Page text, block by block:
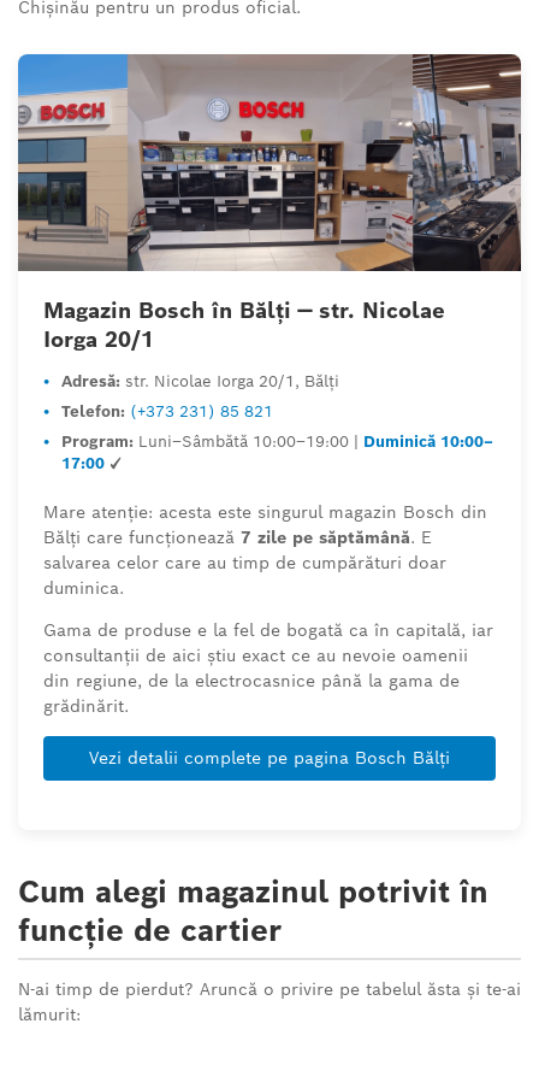
Chișinău pentru un produs oficial.
Magazin Bosch în Bălți — str. Nicolae
Iorga 20/1
• Adresă: str. Nicolae Iorga 20/1, Bălți
• Telefon: (+373 231) 85 821
•
Program: Luni–Sâmbătă 10:00–19:00 | Duminică 10:00–
17:00 ✓
Mare atenție: acesta este singurul magazin Bosch din
Bălți care funcționează 7 zile pe săptămână. E
salvarea celor care au timp de cumpărături doar
duminica.
Gama de produse e la fel de bogată ca în capitală, iar
consultanții de aici știu exact ce au nevoie oamenii
din regiune, de la electrocasnice până la gama de
grădinărit.
Vezi detalii complete pe pagina Bosch Bălți
Cum alegi magazinul potrivit în
funcție de cartier
N-ai timp de pierdut? Aruncă o privire pe tabelul ăsta și te-ai
lămurit: